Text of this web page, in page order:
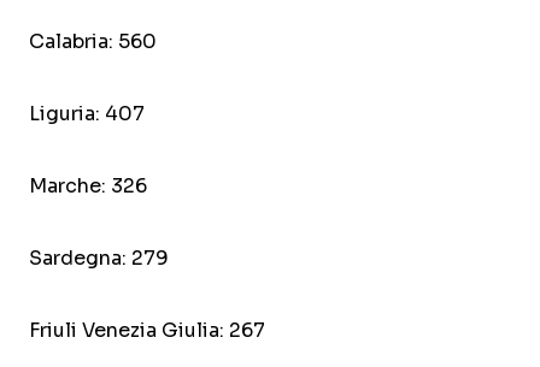
Calabria: 560
Liguria: 407
Marche: 326
Sardegna: 279
Friuli Venezia Giulia: 267